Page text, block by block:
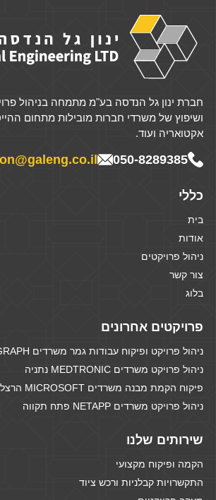
חברת ינון גל הנדסה בע"מ מתמחה בניהול
ושיפוץ של משרדי חברות מובילות מתחום
אקטואריה ועוד.
050-8289385
כללי
בית
אודות
ניהול פרויקטים
צור קשר
בלוג
פרויקטים אחרונים
ניהול פרויקט ופיקוח עבודות גמר משרדים INTERGRAPH חיפה
ניהול פרויקט משרדים MEDTRONIC נתניה
פיקוח הקמת מבנה משרדים MICROSOFT הרצליה
ניהול פרויקט משרדים NETAPP פתח תקווה
שירותים שלנו
הקמה ופיקוח מקצועי
התקשרויות קבלניות ורכש ציוד